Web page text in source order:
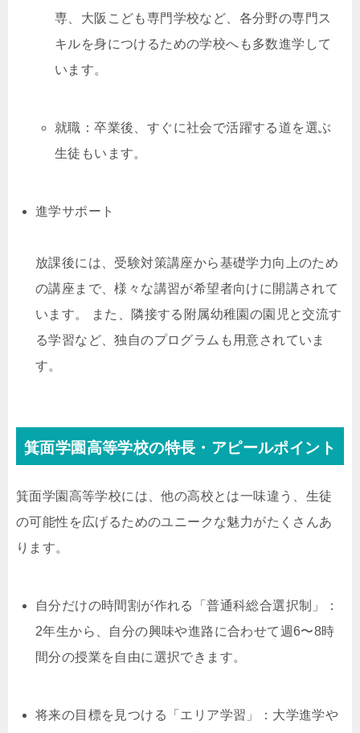
専、大阪こども専門学校など、各分野の専門ス
キルを身につけるための学校へも多数進学して
います。
就職：卒業後、すぐに社会で活躍する道を選ぶ
生徒もいます。
進学サポート
放課後には、受験対策講座から基礎学力向上のため
の講座まで、様々な講習が希望者向けに開講されて
います。 また、隣接する附属幼稚園の園児と交流す
る学習など、独自のプログラムも用意されていま
す。
箕面学園高等学校の特長・アピールポイント
箕面学園高等学校には、他の高校とは一味違う、生徒
の可能性を広げるためのユニークな魅力がたくさんあ
ります。
自分だけの時間割が作れる「普通科総合選択制」：
2年生から、自分の興味や進路に合わせて週6〜8時
間分の授業を自由に選択できます。
将来の目標を見つける「エリア学習」：大学進学や